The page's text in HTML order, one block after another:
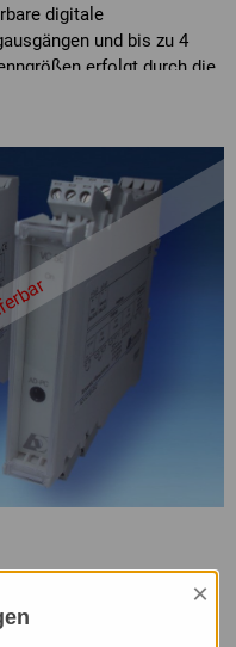
digitale
und bis zu 4
erfolgt durch die
Durch die integrierten
und durch den
ist der VarioCheck AD-
Pt500, Ni500, Pt1000,
×